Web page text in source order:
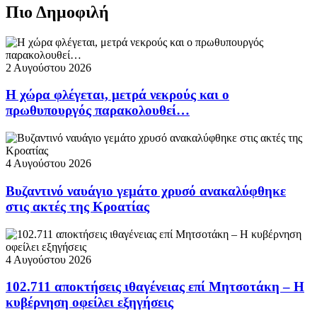
Πιο Δημοφιλή
2 Αυγούστου 2026
Η χώρα φλέγεται, μετρά νεκρούς και ο
πρωθυπουργός παρακολουθεί…
4 Αυγούστου 2026
Βυζαντινό ναυάγιο γεμάτο χρυσό ανακαλύφθηκε
στις ακτές της Κροατίας
4 Αυγούστου 2026
102.711 αποκτήσεις ιθαγένειας επί Μητσοτάκη – Η
κυβέρνηση οφείλει εξηγήσεις